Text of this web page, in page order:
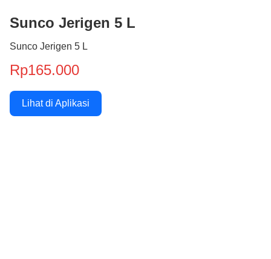
Sunco Jerigen 5 L
Sunco Jerigen 5 L
Rp165.000
Lihat di Aplikasi